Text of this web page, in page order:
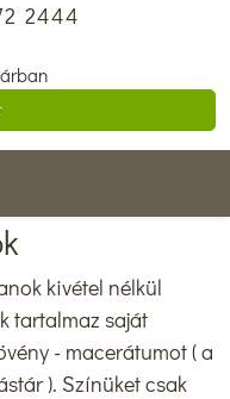
2444
kivétel nélkül
tartalmaz saját
- macerátumot ( a
). Színüket csak